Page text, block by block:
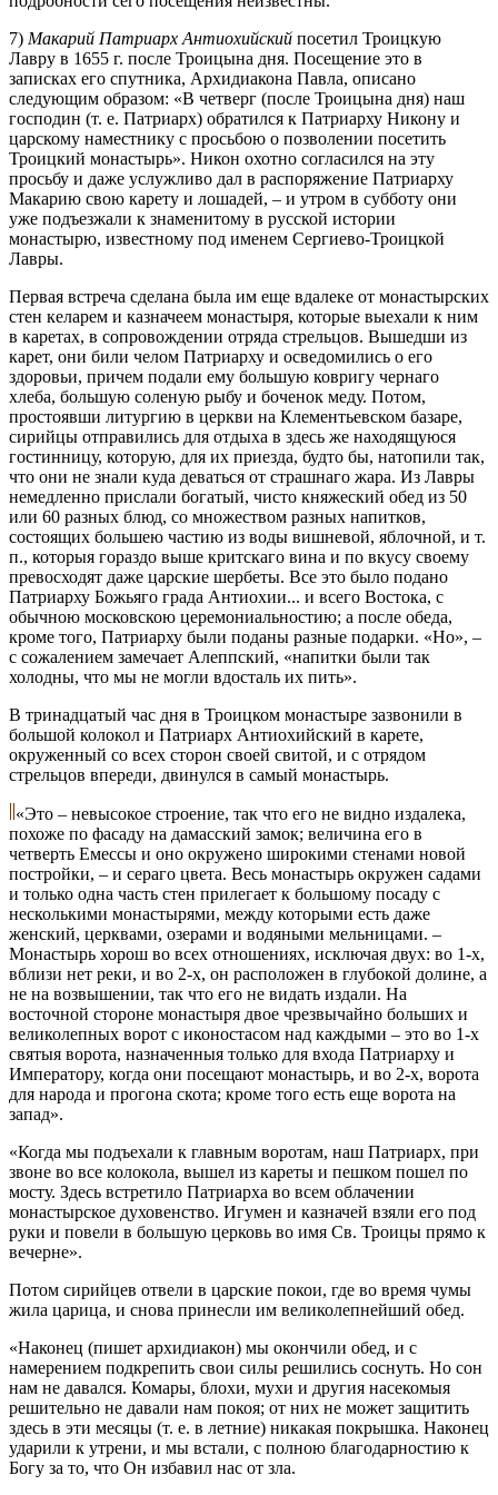
7) Макарий Патриарх Антиохийский посетил Троицкую
Лавру в 1655 г. после Троицына дня. Посещение это в
записках его спутника, Архидиакона Павла, описано
следующим образом: «В четверг (после Троицына дня) наш
господин (т. е. Патриарх) обратился к Патриарху Никону и
царскому наместнику с просьбою о позволении посетить
Троицкий монастырь». Никон охотно согласился на эту
просьбу и даже услужливо дал в распоряжение Патриарху
Макарию свою карету и лошадей, – и утром в субботу они
уже подъезжали к знаменитому в русской истории
монастырю, известному под именем Сергиево-Троицкой
Лавры.
Первая встреча сделана была им еще вдалеке от монастырских
стен келарем и казначеем монастыря, которые выехали к ним
в каретах, в сопровождении отряда стрельцов. Вышедши из
карет, они били челом Патриарху и осведомились о его
здоровьи, причем подали ему большую ковригу чернаго
хлеба, большую соленую рыбу и боченок меду. Потом,
простоявши литургию в церкви на Клементьевском базаре,
сирийцы отправились для отдыха в здесь же находящуюся
гостинницу, которую, для их приезда, будто бы, натопили так,
что они не знали куда деваться от страшнаго жара. Из Лавры
немедленно прислали богатый, чисто княжеский обед из 50
или 60 разных блюд, со множеством разных напитков,
состоящих большею частию из воды вишневой, яблочной, и т.
п., которыя гораздо выше критскаго вина и по вкусу своему
превосходят даже царские шербеты. Все это было подано
Патриарху Божьяго града Антиохии... и всего Востока, с
обычною московскою церемониальностию; а после обеда,
кроме того, Патриарху были поданы разные подарки. «Но», –
с сожалением замечает Алеппский, «напитки были так
холодны, что мы не могли вдосталь их пить».
В тринадцатый час дня в Троицком монастыре зазвонили в
большой колокол и Патриарх Антиохийский в карете,
окруженный со всех сторон своей свитой, и с отрядом
стрельцов впереди, двинулся в самый монастырь.
«Это – невысокое строение, так что его не видно издалека,
похоже по фасаду на дамасский замок; величина его в
четверть Емессы и оно окружено широкими стенами новой
постройки, – и сераго цвета. Весь монастырь окружен садами
и только одна часть стен прилегает к большому посаду с
несколькими монастырями, между которыми есть даже
женский, церквами, озерами и водяными мельницами. –
Монастырь хорош во всех отношениях, исключая двух: во 1-х,
вблизи нет реки, и во 2-х, он расположен в глубокой долине, а
не на возвышении, так что его не видать издали. На
восточной стороне монастыря двое чрезвычайно больших и
великолепных ворот с иконостасом над каждыми – это во 1-х
святыя ворота, назначенныя только для входа Патриарху и
Императору, когда они посещают монастырь, и во 2-х, ворота
для народа и прогона скота; кроме того есть еще ворота на
запад».
«Когда мы подъехали к главным воротам, наш Патриарх, при
звоне во все колокола, вышел из кареты и пешком пошел по
мосту. Здесь встретило Патриарха во всем облачении
монастырское духовенство. Игумен и казначей взяли его под
руки и повели в большую церковь во имя Св. Троицы прямо к
вечерне».
Потом сирийцев отвели в царские покои, где во время чумы
жила царица, и снова принесли им великолепнейший обед.
«Наконец (пишет архидиакон) мы окончили обед, и с
намерением подкрепить свои силы решились соснуть. Но сон
нам не давался. Комары, блохи, мухи и другия насекомыя
решительно не давали нам покоя; от них не может защитить
здесь в эти месяцы (т. е. в летние) никакая покрышка. Наконец
ударили к утрени, и мы встали, с полною благодарностию к
Богу за то, что Он избавил нас от зла.